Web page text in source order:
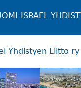
ISRAEL
Yhdistyen Liitto ry